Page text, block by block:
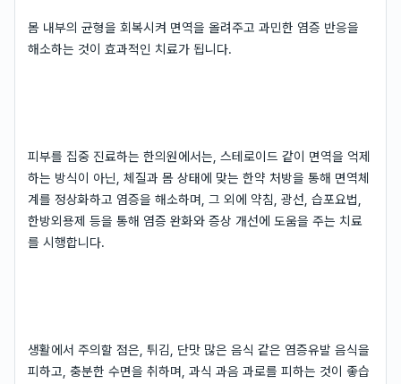
몸 내부의 균형을 회복시켜 면역을 올려주고 과민한 염증 반응을
해소하는 것이 효과적인 치료가 됩니다.
피부를 집중 진료하는 한의원에서는, 스테로이드 같이 면역을 억제
하는 방식이 아닌, 체질과 몸 상태에 맞는 한약 처방을 통해 면역체
계를 정상화하고 염증을 해소하며, 그 외에 약침, 광선, 습포요법,
한방외용제 등을 통해 염증 완화와 증상 개선에 도움을 주는 치료
를 시행합니다.
생활에서 주의할 점은, 튀김, 단맛 많은 음식 같은 염증유발 음식을
피하고, 충분한 수면을 취하며, 과식 과음 과로를 피하는 것이 좋습